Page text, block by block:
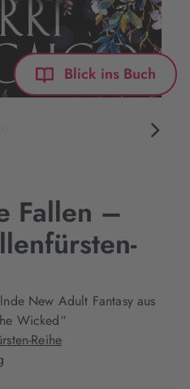
Blick ins Buch
Fallen –
New Adult Fantasy aus
Wicked“
Reihe